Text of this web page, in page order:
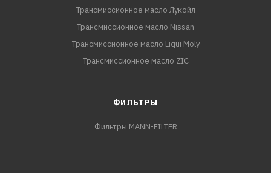
Трансмиссионное масло Лукойл
Трансмиссионное масло Nissan
Трансмиссионное масло Liqui Moly
Трансмиссионное масло ZIC
ФИЛЬТРЫ
Фильтры MANN-FILTER